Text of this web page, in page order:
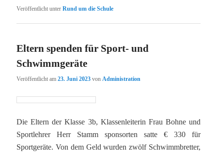
Veröffentlicht unter Rund um die Schule
Eltern spenden für Sport- und
Schwimmgeräte
Veröffentlicht am23. Juni 2023 von Administration
Die Eltern der Klasse 3b, Klassenleiterin Frau Bohne und
Sportlehrer Herr Stamm sponsorten satte € 330 für
Sportgeräte. Von dem Geld wurden zwölf Schwimmbretter,